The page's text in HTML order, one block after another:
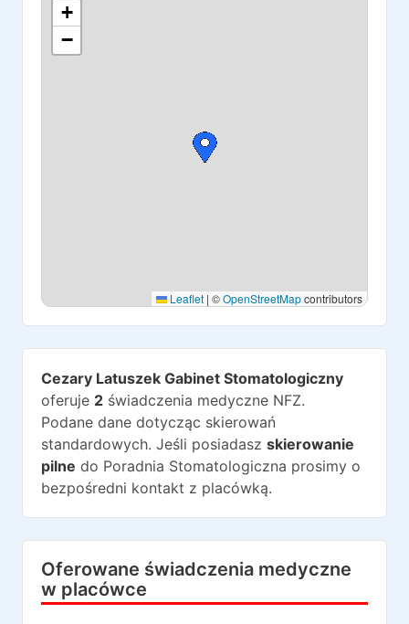
+
−
Leaflet | ©OpenStreetMapcontributors
Cezary Latuszek Gabinet Stomatologiczny
oferuje 2 świadczenia medyczne NFZ.
Podane dane dotycząc skierowań
standardowych. Jeśli posiadasz skierowanie
pilne do Poradnia Stomatologiczna prosimy o
bezpośredni kontakt z placówką.
Oferowane świadczenia medyczne
w placówce